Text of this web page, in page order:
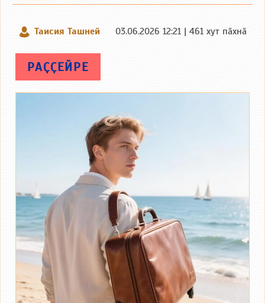
Таисия Ташней 03.06.2026 12:21 | 461 хут пӑхнӑ
РАҪҪЕЙРЕ